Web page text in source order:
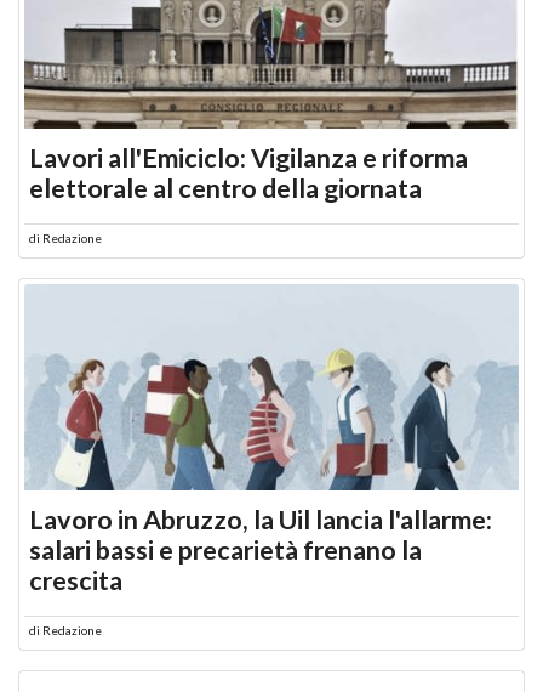
Lavori all'Emiciclo: Vigilanza e riforma
elettorale al centro della giornata
di Redazione
Lavoro in Abruzzo, la Uil lancia l'allarme:
salari bassi e precarietà frenano la
crescita
di Redazione